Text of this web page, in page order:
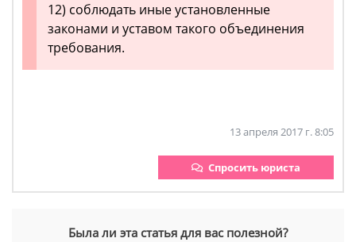
12) соблюдать иные установленные
законами и уставом такого объединения
требования.
13 апреля 2017 г. 8:05
Спросить юриста
Была ли эта статья для вас полезной?